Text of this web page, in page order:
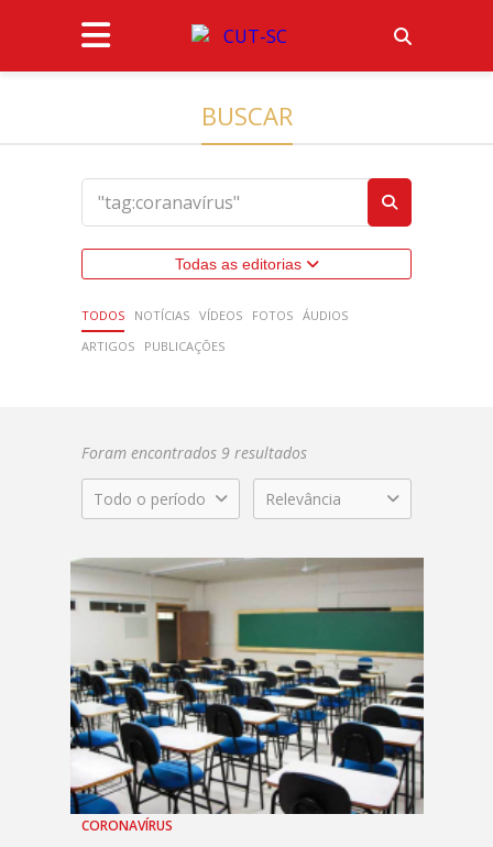
BUSCAR
Todas as editorias
TODOS NOTÍCIAS VÍDEOS FOTOS ÁUDIOS
ARTIGOS
PUBLICAÇÕES
Foram encontrados 9 resultados
Todo o período Relevância
CORONAVÍRUS